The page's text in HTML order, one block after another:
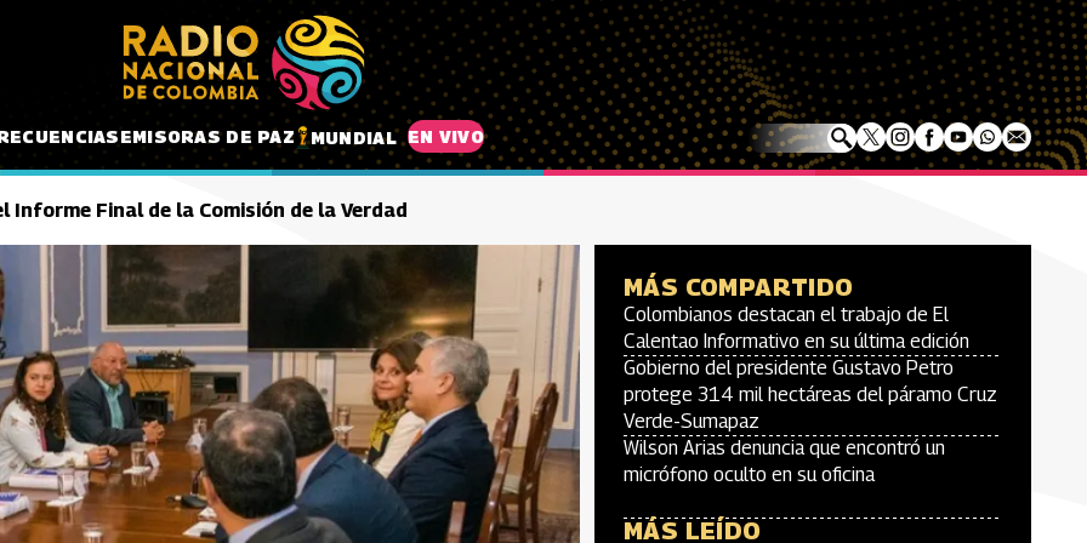
EMISORAS DE PAZ MUNDIAL EN VIVO
Informe Final de la Comisión de la Verdad
MÁS COMPARTIDO
Colombianos destacan el trabajo de El
Calentao Informativo en su última edición
Gobierno del presidente Gustavo Petro
protege 314 mil hectáreas del páramo Cruz
Verde-Sumapaz
Wilson Arias denuncia que encontró un
micrófono oculto en su oficina
MÁS LEÍDO